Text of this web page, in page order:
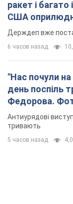
ракет і
США
Держдеп вже
6 часов назад
"Нас почули на
день поспіль
Федорова.
Антиурядові
тривають
5 часов назад 4,0